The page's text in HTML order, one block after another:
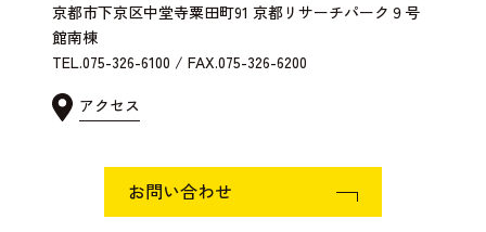
京都市下京区中堂寺粟田町91 京都リサーチパーク９号
館南棟
TEL.075-326-6100 / FAX.075-326-6200
アクセス
お問い合わせ